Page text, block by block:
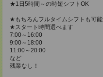
★1日5時間～の時短シフトOK
★もちろんフルタイムシフトも可能
★スタート時間選べます
7:00～16:00
9:00～18:00
11:00～20:00
など
残業なし！